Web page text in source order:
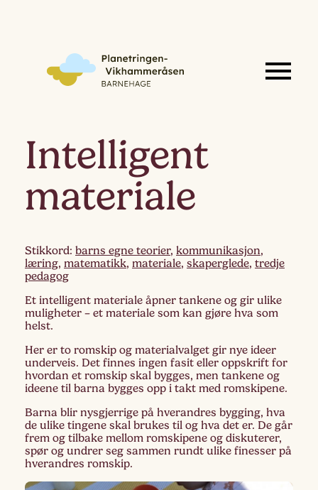
Intelligent
materiale
Stikkord: barns egne teorier, kommunikasjon,
læring, matematikk, materiale, skaperglede, tredje
pedagog
Et intelligent materiale åpner tankene og gir ulike
muligheter – et materiale som kan gjøre hva som
helst.
Her er to romskip og materialvalget gir nye ideer
underveis. Det finnes ingen fasit eller oppskrift for
hvordan et romskip skal bygges, men tankene og
ideene til barna bygges opp i takt med romskipene.
Barna blir nysgjerrige på hverandres bygging, hva
de ulike tingene skal brukes til og hva det er. De går
frem og tilbake mellom romskipene og diskuterer,
spør og undrer seg sammen rundt ulike finesser på
hverandres romskip.